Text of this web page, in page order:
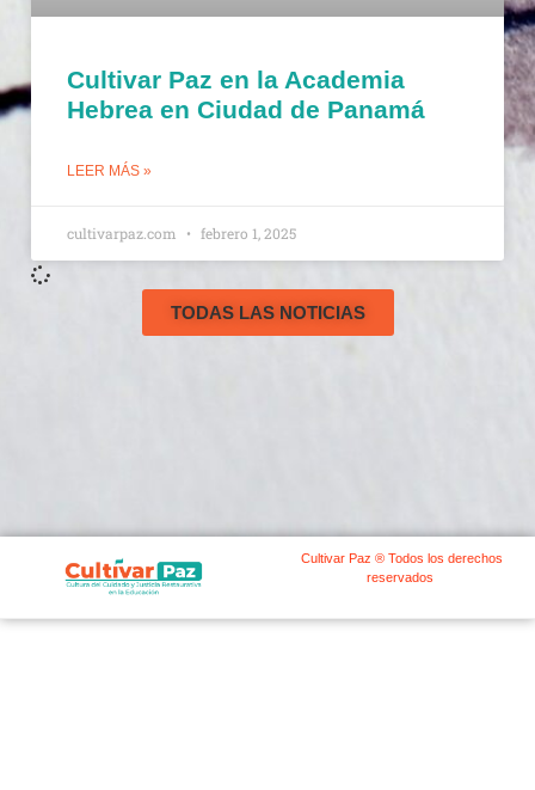
Cultivar Paz en la Academia
Hebrea en Ciudad de Panamá
LEER MÁS »
cultivarpaz.com febrero 1, 2025
TODAS LAS NOTICIAS
Cultivar Paz ® Todos los derechos
reservados